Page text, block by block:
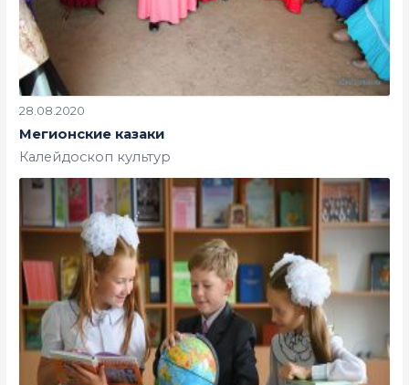
28.08.2020
Мегионские казаки
Калейдоскоп культур